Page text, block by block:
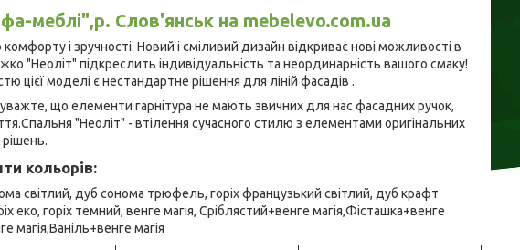
меблі",р. Слов'янськ на mebelevo.com.ua
і зручності. Новий і сміливий дизайн відкриває нові можливості в
"Неоліт" підкреслить індивідуальність та неординарність вашого смаку!
цієї моделі є нестандартне рішення для ліній фасадів .
що елементи гарнітура не мають звичних для нас фасадних ручок,
"Неоліт" - втілення сучасного стилю з елементами оригінальних
рішень.
кольорів:
світлий, дуб сонома трюфель, горіх французький світлий, дуб крафт
еко, горіх темний, венге магія, Сріблястий+венге магія,Фісташка+венге
магія,Ваніль+венге магія